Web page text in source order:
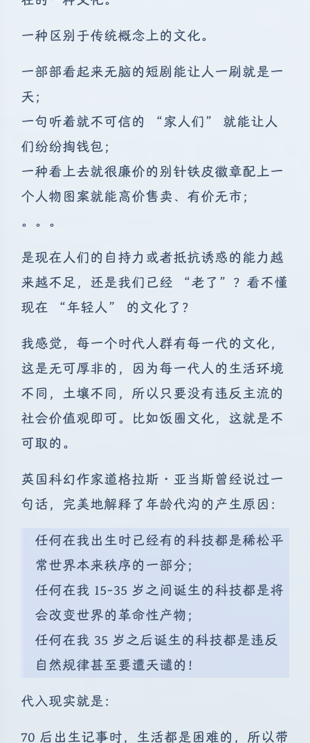
一种区别于传统概念上的文化。
一部部看起来无脑的短剧能让人一刷就是一
天；
一句听着就不可信的 “家人们” 就能让人
们纷纷掏钱包；
一种看上去就很廉价的别针铁皮徽章配上一
个人物图案就能高价售卖、有价无市；
。。。
是现在人们的自持力或者抵抗诱惑的能力越
来越不足，还是我们已经 “老了”？看不懂
现在 “年轻人” 的文化了？
我感觉，每一个时代人群有每一代的文化，
这是无可厚非的，因为每一代人的生活环境
不同，土壤不同，所以只要没有违反主流的
社会价值观即可。比如饭圈文化，这就是不
可取的。
英国科幻作家道格拉斯・亚当斯曾经说过一
句话，完美地解释了年龄代沟的产生原因：
任何在我出生时已经有的科技都是稀松平
常世界本来秩序的一部分；
任何在我 15-35 岁之间诞生的科技都是将
会改变世界的革命性产物；
任何在我 35 岁之后诞生的科技都是违反
自然规律甚至要遭天谴的！
代入现实就是：
70 后出生记事时，生活都是困难的，所以带